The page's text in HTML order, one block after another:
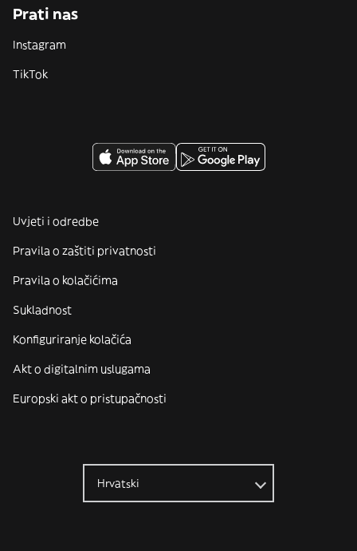
Prati nas
Instagram
TikTok
Uvjeti i odredbe
Pravila o zaštiti privatnosti
Pravila o kolačićima
Sukladnost
Konfiguriranje kolačića
Akt o digitalnim uslugama
Europski akt o pristupačnosti